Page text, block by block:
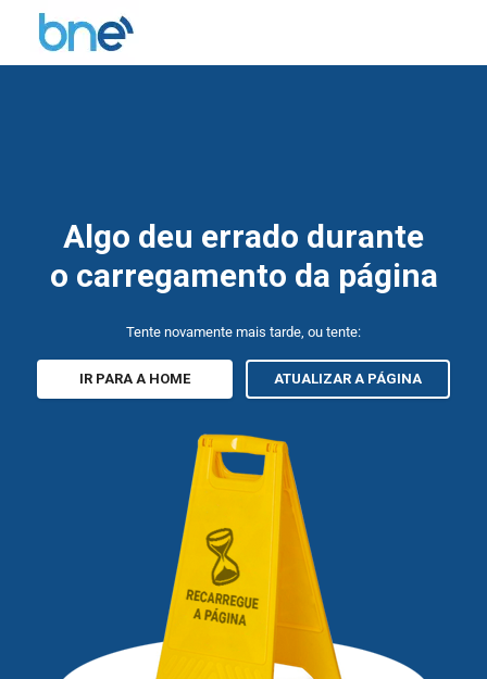
Algo deu errado durante
o carregamento da página
Tente novamente mais tarde, ou tente:
IR PARA A HOME ATUALIZAR A PÁGINA